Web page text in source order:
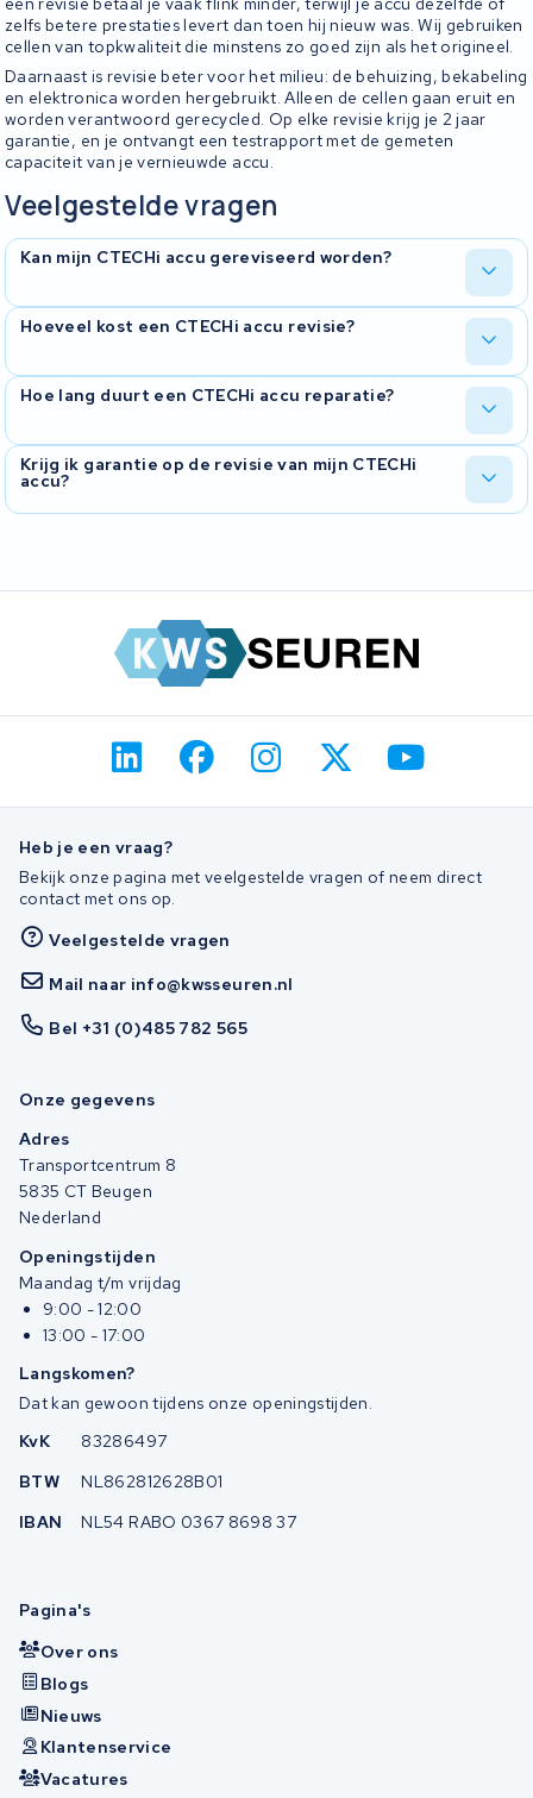
zelfs betere prestaties levert dan toen hij nieuw was. Wij gebruiken
cellen van topkwaliteit die minstens zo goed zijn als het origineel.
Daarnaast is revisie beter voor het milieu: de behuizing, bekabeling
en elektronica worden hergebruikt. Alleen de cellen gaan eruit en
worden verantwoord gerecycled. Op elke revisie krijg je 2 jaar
garantie, en je ontvangt een testrapport met de gemeten
capaciteit van je vernieuwde accu.
Veelgestelde vragen
Kan mijn CTECHi accu gereviseerd worden?
In de meeste gevallen wel. Wij reviseren accu's van meer dan 825
verschillende modellen en 510 merken, waaronder CTECHi. Stuur
ons je accu op en wij beoordelen gratis of revisie mogelijk is. Zo
niet, dan sturen we hem kosteloos retour.
Hoeveel kost een CTECHi accu revisie?
De prijs hangt af van het type accu en de benodigde cellen. Na
ontvangst van je accu maken we een vrijblijvende offerte. Revisie
is doorgaans flink voordeliger dan een nieuwe accu kopen. Je
betaalt alleen als je akkoord gaat met de offerte.
Hoe lang duurt een CTECHi accu reparatie?
De meeste reparaties en revisies zijn binnen 10 werkdagen klaar.
Bij drukte of bijzondere onderdelen kan het iets langer duren. We
houden je op de hoogte via onze online status tracker, zodat je
Krijg ik garantie op de revisie van mijn CTECHi
accu?
de garantieperiode, dan lossen we dat voor je op.
Heb je een vraag?
Bekijk onze pagina met veelgestelde vragen of neem direct
contact met ons op.
Veelgestelde vragen
Mail naar info@kwsseuren.nl
Bel +31 (0)485 782 565
Onze gegevens
Adres
Transportcentrum 8
5835 CT Beugen
Nederland
Openingstijden
Maandag t/m vrijdag
9:00 - 12:00
13:00 - 17:00
Langskomen?
Dat kan gewoon tijdens onze openingstijden.
KvK
83286497
BTW
NL862812628B01
IBAN
NL54 RABO 0367 8698 37
Pagina's
Over ons
Blogs
Nieuws
Klantenservice
Vacatures